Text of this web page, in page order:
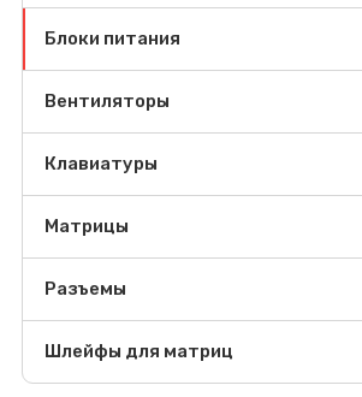
Блоки питания
Вентиляторы
Клавиатуры
Матрицы
Разъемы
Шлейфы для матриц